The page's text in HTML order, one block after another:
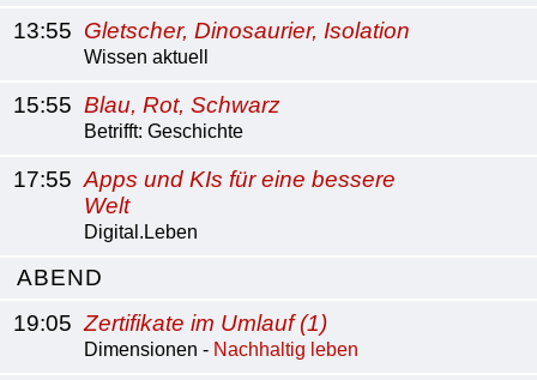
13:55 Gletscher, Dinosaurier, Isolation
Wissen aktuell
15:55 Blau, Rot, Schwarz
Betrifft: Geschichte
17:55 Apps und KIs für eine bessere
Welt
Digital.Leben
ABEND
19:05 Zertifikate im Umlauf (1)
Dimensionen - Nachhaltig leben